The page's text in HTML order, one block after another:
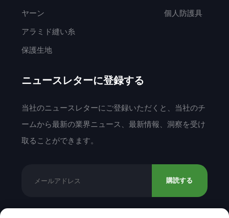
ヤーン
アラミド縫い糸
保護生地
個人防護具
ニュースレターに登録する
当社のニュースレターにご登録いただくと、当社のチ
ームから最新の業界ニュース、最新情報、洞察を受け
取ることができます。
購読する